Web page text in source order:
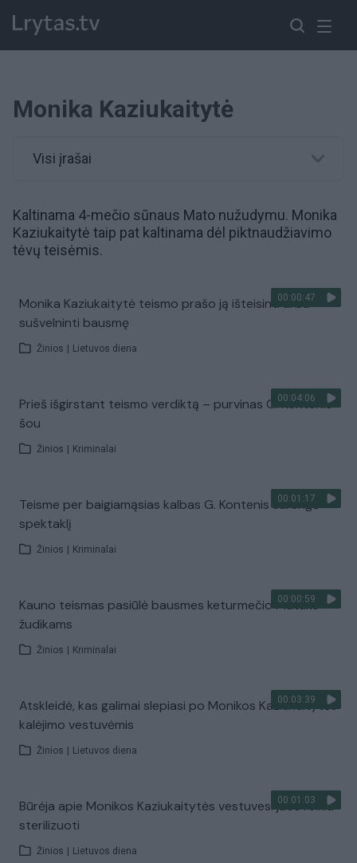
Monika Kaziukaitytė
Visi įrašai
Kaltinama 4-mečio sūnaus Mato nužudymu. Monika
Kaziukaitytė taip pat kaltinama dėl piktnaudžiavimo
tėvų teisėmis.
00:00:47
Monika Kaziukaitytė teismo prašo ją išteisinti arba
sušvelninti bausmę
Žinios Lietuvos diena
00:04:06
Prieš išgirstant teismo verdiktą – purvinas G. Kontenio
šou
Žinios Kriminalai
00:01:17
Teisme per baigiamąsias kalbas G. Kontenis surengė
spektaklį
Žinios Kriminalai
00:00:59
Kauno teismas pasiūlė bausmes keturmečio Matuko
žudikams
Žinios Kriminalai
00:03:39
Atskleidė, kas galimai slepiasi po Monikos Kaziukaitytės
kalėjimo vestuvėmis
Žinios Lietuvos diena
00:01:03
Būrėja apie Monikos Kaziukaitytės vestuves: juos reikia
sterilizuoti
Žinios Lietuvos diena